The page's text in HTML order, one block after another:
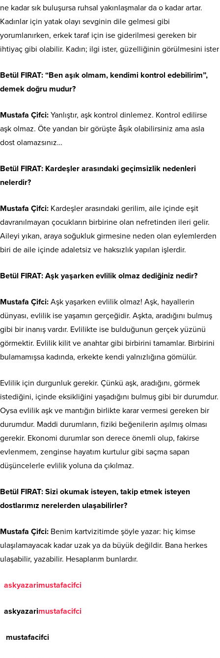
ne kadar sık buluşursa ruhsal yakınlaşmalar da o kadar artar.
Kadınlar için yatak olayı sevginin dile gelmesi gibi
yorumlanırken, erkek taraf için ise giderilmesi gereken bir
ihtiyaç gibi olabilir. Kadın; ilgi ister, güzelliğinin görülmesini ister
Betül FIRAT: “Ben aşık olmam, kendimi kontrol edebilirim”,
demek doğru mudur?
Mustafa Çifci: Yanlıştır, aşk kontrol dinlemez. Kontrol edilirse
aşk olmaz. Öte yandan bir görüşte âşık olabilirsiniz ama asla
dost olamazsınız…
Betül FIRAT: Kardeşler arasındaki geçimsizlik nedenleri
nelerdir?
Mustafa Çifci: Kardeşler arasındaki gerilim, aile içinde eşit
davranılmayan çocukların birbirine olan nefretinden ileri gelir.
Aileyi yıkan, araya soğukluk girmesine neden olan eylemlerden
biri de aile içinde adaletsiz ve haksızlık yapılan işlerdir.
Betül FIRAT: Aşk yaşarken evlilik olmaz dediğiniz nedir?
Mustafa Çifci: Aşk yaşarken evlilik olmaz! Aşk, hayallerin
dünyası, evlilik ise yaşamın gerçeğidir. Aşkta, aradığını bulmuş
gibi bir inanış vardır. Evlilikte ise bulduğunun gerçek yüzünü
görmektir. Evlilik kilit ve anahtar gibi birbirini tamamlar. Birbirini
bulamamışsa kadında, erkekte kendi yalnızlığına gömülür.
Evlilik için durgunluk gerekir. Çünkü aşk, aradığını, görmek
istediğini, içinde eksikliğini yaşadığını bulmuş gibi bir durumdur.
Oysa evlilik aşk ve mantığın birlikte karar vermesi gereken bir
durumdur. Maddi durumların, fiziki beğenilerin aşılmış olması
gerekir. Ekonomi durumlar son derece önemli olup, fakirse
evlenmem, zenginse hayatım kurtulur gibi saçma sapan
düşüncelerle evlilik yoluna da çıkılmaz.
Betül FIRAT: Sizi okumak isteyen, takip etmek isteyen
dostlarımız nerelerden ulaşabilirler?
Mustafa Çifci: Benim kartvizitimde şöyle yazar: hiç kimse
ulaşılamayacak kadar uzak ya da büyük değildir. Bana herkes
ulaşabilir, yazabilir. Hesaplarım bunlardır.
askyazarimustafacifci
askyazarimustafacifci
mustafacifci